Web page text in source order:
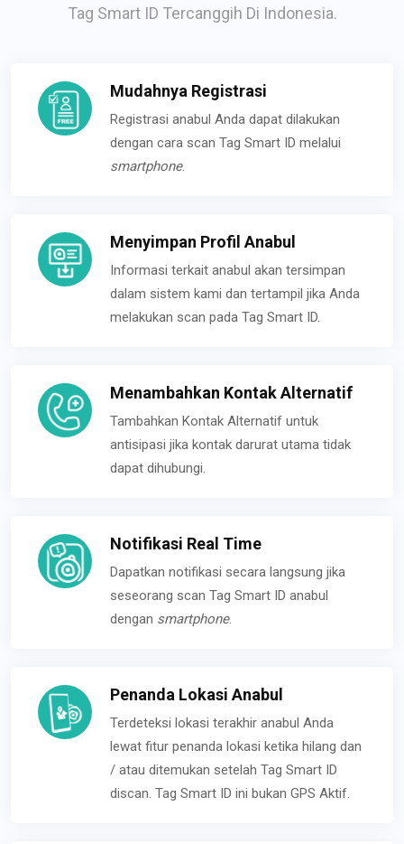
Tag Smart ID Tercanggih Di Indonesia.
Mudahnya Registrasi
Registrasi anabul Anda dapat dilakukan
dengan cara scan Tag Smart ID melalui
smartphone.
Menyimpan Profil Anabul
Informasi terkait anabul akan tersimpan
dalam sistem kami dan tertampil jika Anda
melakukan scan pada Tag Smart ID.
Menambahkan Kontak Alternatif
Tambahkan Kontak Alternatif untuk
antisipasi jika kontak darurat utama tidak
dapat dihubungi.
Notifikasi Real Time
Dapatkan notifikasi secara langsung jika
seseorang scan Tag Smart ID anabul
dengan smartphone.
Penanda Lokasi Anabul
Terdeteksi lokasi terakhir anabul Anda
lewat fitur penanda lokasi ketika hilang dan
/ atau ditemukan setelah Tag Smart ID
discan. Tag Smart ID ini bukan GPS Aktif.